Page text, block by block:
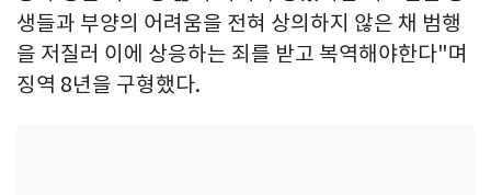
생들과 부양의 어려움을 전혀 상의하지 않은 채 범행
을 저질러 이에 상응하는 죄를 받고 복역해야한다"며
징역 8년을 구형했다.